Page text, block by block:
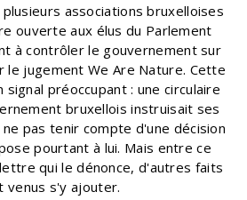
associations bruxelloises
ouverte aux élus du Parlement
à contrôler le gouvernement sur
le jugement We Are Nature. Cette
préoccupant : une circulaire
bruxellois instruisait ses
pas tenir compte d'une décision
pourtant à lui. Mais entre ce
qui le dénonce, d'autres faits
venus s'y ajouter.